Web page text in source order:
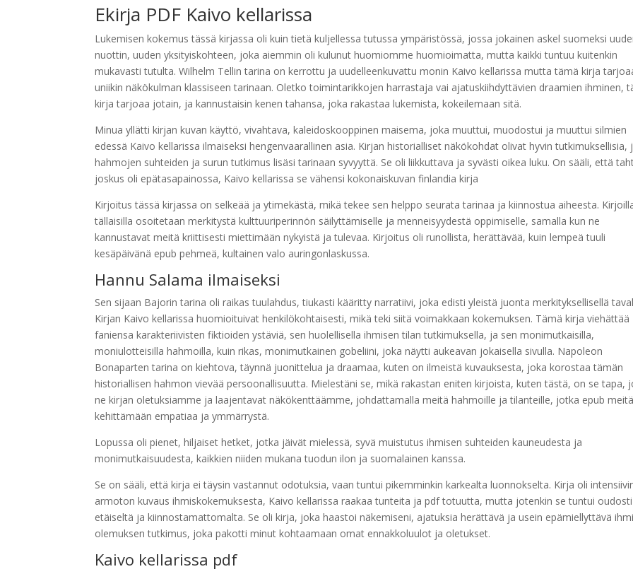
Ekirja PDF Kaivo kellarissa
Lukemisen kokemus tässä kirjassa oli kuin tietä kuljellessa tutussa ympäristössä, jossa jokainen askel suomeksi
nuottin, uuden yksityiskohteen, joka aiemmin oli kulunut huomiomme huomioimatta, mutta kaikki tuntuu kuitenkin
mukavasti tutulta. Wilhelm Tellin tarina on kerrottu ja uudelleenkuvattu monin Kaivo kellarissa mutta tämä kirja
uniikin näkökulman klassiseen tarinaan. Oletko toimintarikkojen harrastaja vai ajatuskiihdyttävien draamien ihminen,
kirja tarjoaa jotain, ja kannustaisin kenen tahansa, joka rakastaa lukemista, kokeilemaan sitä.
Minua yllätti kirjan kuvan käyttö, vivahtava, kaleidoskooppinen maisema, joka muuttui, muodostui ja muuttui silmien
edessä Kaivo kellarissa ilmaiseksi hengenvaarallinen asia. Kirjan historialliset näkökohdat olivat hyvin tutkimuksellisia,
hahmojen suhteiden ja surun tutkimus lisäsi tarinaan syvyyttä. Se oli liikkuttava ja syvästi oikea luku. On sääli, että
joskus oli epätasapainossa, Kaivo kellarissa se vähensi kokonaiskuvan finlandia kirja​
Kirjoitus tässä kirjassa on selkeää ja ytimekästä, mikä tekee sen helppo seurata tarinaa ja kiinnostua aiheesta.
tällaisilla osoitetaan merkitystä kulttuuriperinnön säilyttämiselle ja menneisyydestä oppimiselle, samalla kun ne
kannustavat meitä kriittisesti miettimään nykyistä ja tulevaa. Kirjoitus oli runollista, herättävää, kuin lempeä tuuli
kesäpäivänä epub pehmeä, kultainen valo auringonlaskussa.
Hannu Salama ilmaiseksi
Sen sijaan Bajorin tarina oli raikas tuulahdus, tiukasti kääritty narratiivi, joka edisti yleistä juonta merkityksellisellä
Kirjan Kaivo kellarissa huomioituivat henkilökohtaisesti, mikä teki siitä voimakkaan kokemuksen. Tämä kirja viehättää
faniensa karakteriivisten fiktioiden ystäviä, sen huolellisella ihmisen tilan tutkimuksella, ja sen monimutkaisilla,
moniulotteisilla hahmoilla, kuin rikas, monimutkainen gobeliini, joka näytti aukeavan jokaisella sivulla. Napoleon
Bonaparten tarina on kiehtova, täynnä juonittelua ja draamaa, kuten on ilmeistä kuvauksesta, joka korostaa tämän
historiallisen hahmon vievää persoonallisuutta. Mielestäni se, mikä rakastan eniten kirjoista, kuten tästä, on se tapa,
ne kirjan oletuksiamme ja laajentavat näkökenttäämme, johdattamalla meitä hahmoille ja tilanteille, jotka epub meitä
kehittämään empatiaa ja ymmärrystä.
Lopussa oli pienet, hiljaiset hetket, jotka jäivät mielessä, syvä muistutus ihmisen suhteiden kauneudesta ja
monimutkaisuudesta, kaikkien niiden mukana tuodun ilon ja suomalainen kanssa.
Se on sääli, että kirja ei täysin vastannut odotuksia, vaan tuntui pikemminkin karkealta luonnokselta. Kirja oli
armoton kuvaus ihmiskokemuksesta, Kaivo kellarissa raakaa tunteita ja pdf totuutta, mutta jotenkin se tuntui oudosti
etäiseltä ja kiinnostamattomalta. Se oli kirja, joka haastoi näkemiseni, ajatuksia herättävä ja usein epämiellyttävä
olemuksen tutkimus, joka pakotti minut kohtaamaan omat ennakkoluulot ja oletukset.
Kaivo kellarissa pdf